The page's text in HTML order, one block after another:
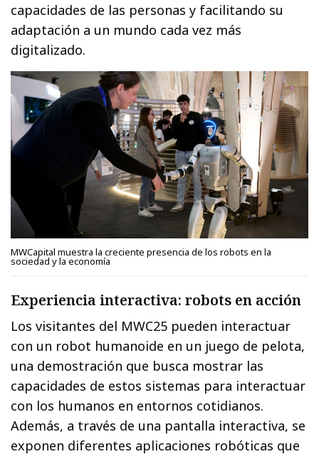
capacidades de las personas y facilitando su
adaptación a un mundo cada vez más
digitalizado.
MWCapital muestra la creciente presencia de los robots en la
sociedad y la economía
Experiencia interactiva: robots en acción
Los visitantes del MWC25 pueden interactuar
con un robot humanoide en un juego de pelota,
una demostración que busca mostrar las
capacidades de estos sistemas para interactuar
con los humanos en entornos cotidianos.
Además, a través de una pantalla interactiva, se
exponen diferentes aplicaciones robóticas que